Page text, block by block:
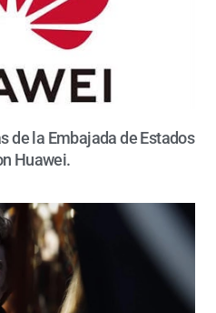
de la Embajada de Estados
Huawei.